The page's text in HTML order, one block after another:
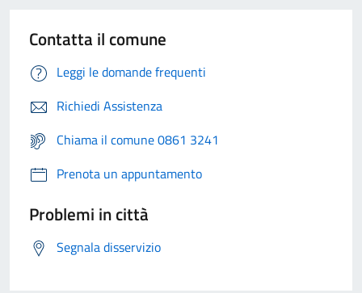
Contatta il comune
Leggi le domande frequenti
Richiedi Assistenza
Chiama il comune 0861 3241
Prenota un appuntamento
Problemi in città
Segnala disservizio